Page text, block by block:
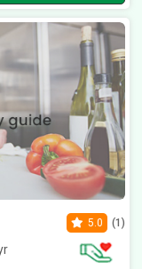
5.0 (1)